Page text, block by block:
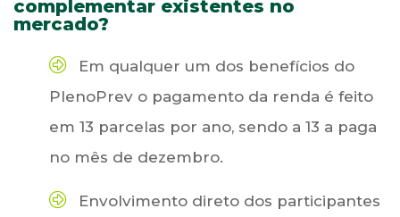
complementar existentes no
mercado?
Em qualquer um dos benefícios do
PlenoPrev o pagamento da renda é feito
em 13 parcelas por ano, sendo a 13 a paga
no mês de dezembro.
Envolvimento direto dos participantes